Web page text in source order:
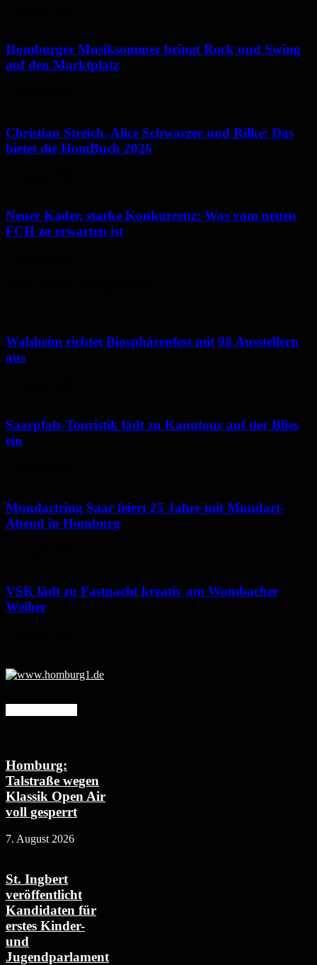
Homburger Musiksommer bringt Rock und Swing
auf den Marktplatz
Christian Streich, Alice Schwarzer und Rilke: Das
bietet die HomBuch 2026
Neuer Kader, starke Konkurrenz: Was vom neuen
FCH zu erwarten ist
Walsheim richtet Biosphärenfest mit 98 Ausstellern
aus
Saarpfalz-Touristik lädt zu Kanutour auf der Blies
ein
Mundartring Saar feiert 25 Jahre mit Mundart-
Abend in Homburg
VSK lädt zu Fastnacht kreativ am Wombacher
Weiher
Homburg:
Talstraße wegen
Klassik Open Air
voll gesperrt
7. August 2026
St. Ingbert
veröffentlicht
Kandidaten für
erstes Kinder-
und
Jugendparlament